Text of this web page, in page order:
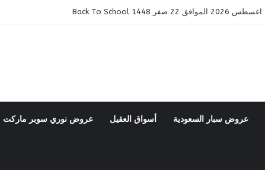
عروض سبار السعودية أسواق العقيل عروض نوري سوبر ماركت